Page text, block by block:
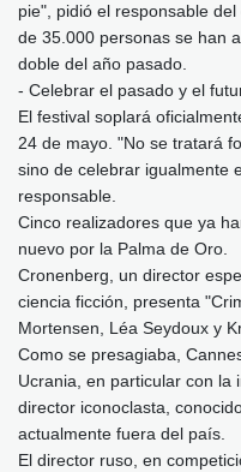
pie", pidió el responsable
de 35.000 personas se han
doble del año pasado.
- Celebrar el pasado y el
El festival soplará
24 de mayo. "No se tratará
sino de celebrar igualmente
responsable.
Cinco realizadores que ya
nuevo por la Palma de Oro.
Cronenberg, un director
ciencia ficción, presenta
Mortensen, Léa Seydoux y
Como se presagiaba,
Ucrania, en particular con la
director iconoclasta,
actualmente fuera del país.
El director ruso, en